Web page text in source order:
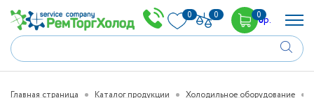
0 0 00р.
Главная страница Каталог продукции Холодильное оборудование